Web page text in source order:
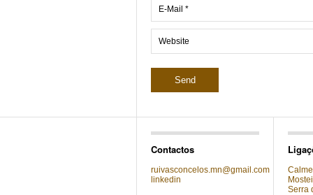
Contactos
ruivasconcelos.mn@gmail.com
linkedin
Serra